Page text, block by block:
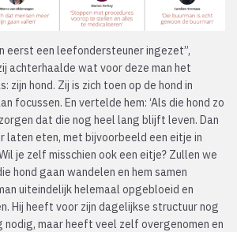
eerst een leefondersteuner ingezet”,
achterhaalde wat voor deze man het
hond. Zij is zich toen op de hond in
focussen. En vertelde hem: ‘Als die hond zo
dat die nog heel lang blijft leven. Dan
laten eten, met bijvoorbeeld een eitje in
je zelf misschien ook een eitje? Zullen we
hond gaan wandelen en hem samen
uiteindelijk helemaal opgebloeid en
Hij heeft voor zijn dagelijkse structuur nog
nodig, maar heeft veel zelf overgenomen en